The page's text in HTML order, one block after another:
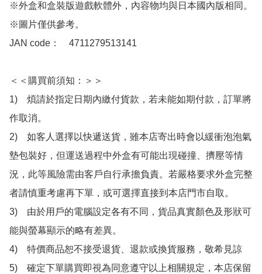
※外盒和盒裝版遊戲軟體外，內容物均與日本國內版相同。
※圖片僅供參考。
JAN code：　4711279513141
＜＜購買前須知：＞＞
1)　煩請於指定日期內繳付貨款，若未能如期付款，訂單將
作取消。
2)　如客人選擇以快遞送貨，雖本店寄出時會以緩衝泡泡氣
墊包裝好，但運送過程中外盒有可能出現碰撞、擠壓等情
況，此等風險需由客戶自行承擔負責。若嚴格要求外盒完整
者請慎重考慮再下單，或可選擇直接到本店門市自取。
3)　由於用戶的電腦設定各有不同，貨品真實顏色及形狀可
能與螢幕顯示的略有差異。
4)　特價商品恕不接受退貨、退款或換貨服務，敬希見諒
5)　確定下單購買即視為同意遵守以上相關規定，本店保留